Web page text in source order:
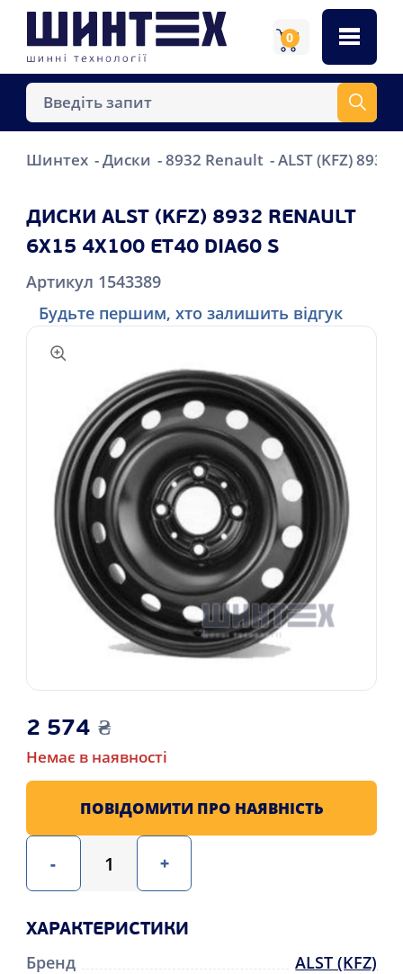
0
Шинтех Диски 8932 Renault ALST (KFZ)
ДИСКИ ALST (KFZ) 8932 RENAULT
6X15 4X100 ET40 DIA60 S
Артикул 1543389
Будьте першим, хто залишить відгук
2 574 ₴
Немає в наявності
- +
ПОВІДОМИТИ ПРО НАЯВНІСТЬ
ХАРАКТЕРИСТИКИ
Бренд
ALST (KFZ)